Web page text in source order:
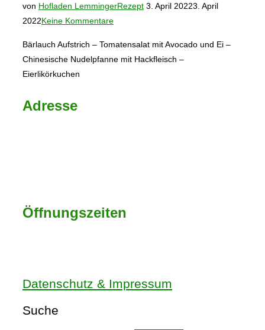
von Hofladen LemmingerRezeptVeröffentlicht
3. April 20223. April
2022Keine Kommentare
Bärlauch Aufstrich – Tomatensalat mit Avocado und Ei –
Chinesische Nudelpfanne mit Hackfleisch –
Eierlikörkuchen
Adresse
Öffnungszeiten
Datenschutz & Impressum
Suche